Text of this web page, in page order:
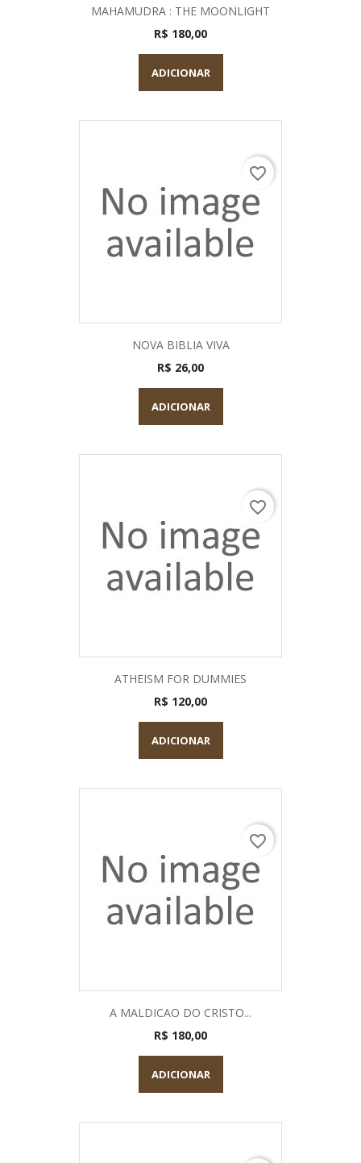
MAHAMUDRA : THE MOONLIGHT
R$ 180,00
ADICIONAR
NOVA BIBLIA VIVA
R$ 26,00
ADICIONAR
favorite_border
ATHEISM FOR DUMMIES
R$ 120,00
ADICIONAR
favorite_border
A MALDICAO DO CRISTO...
R$ 180,00
ADICIONAR
favorite_border